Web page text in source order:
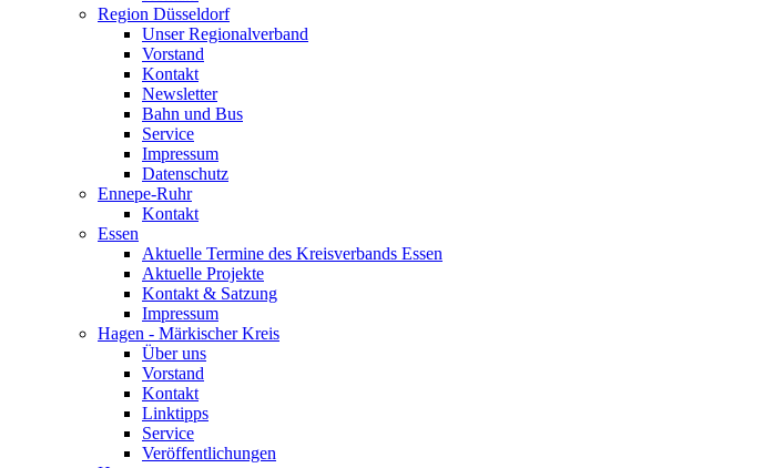
Region Düsseldorf
Unser Regionalverband
Vorstand
Kontakt
Newsletter
Bahn und Bus
Service
Impressum
Datenschutz
Ennepe-Ruhr
Kontakt
Essen
Aktuelle Termine des Kreisverbands Essen
Aktuelle Projekte
Kontakt & Satzung
Impressum
Hagen - Märkischer Kreis
Über uns
Vorstand
Kontakt
Linktipps
Service
Veröffentlichungen